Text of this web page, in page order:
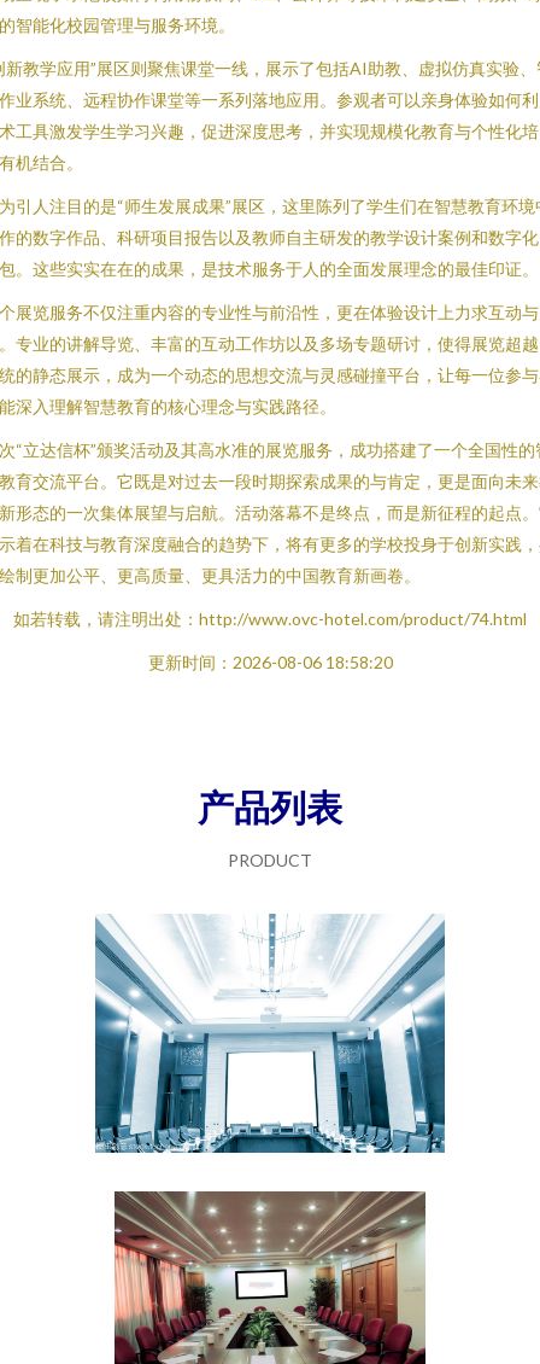
智能化校园管理与服务环境。
新教学应用”展区则聚焦课堂一线，展示了包括AI助教、虚拟仿真实验、
业系统、远程协作课堂等一系列落地应用。参观者可以亲身体验如何
工具激发学生学习兴趣，促进深度思考，并实现规模化教育与个性化
机结合。
引人注目的是“师生发展成果”展区，这里陈列了学生们在智慧教育环境
的数字作品、科研项目报告以及教师自主研发的教学设计案例和数字
。这些实实在在的成果，是技术服务于人的全面发展理念的最佳印证。
展览服务不仅注重内容的专业性与前沿性，更在体验设计上力求互动
专业的讲解导览、丰富的互动工作坊以及多场专题研讨，使得展览超
的静态展示，成为一个动态的思想交流与灵感碰撞平台，让每一位参
深入理解智慧教育的核心理念与实践路径。
“立达信杯”颁奖活动及其高水准的展览服务，成功搭建了一个全国性的
育交流平台。它既是对过去一段时期探索成果的与肯定，更是面向未
形态的一次集体展望与启航。活动落幕不是终点，而是新征程的起点
着在科技与教育深度融合的趋势下，将有更多的学校投身于创新实践
制更加公平、更高质量、更具活力的中国教育新画卷。
如若转载，请注明出处：http://www.ovc-hotel.com/product/74.html
更新时间：2026-08-06 18:58:20
产品列表
PRODUCT